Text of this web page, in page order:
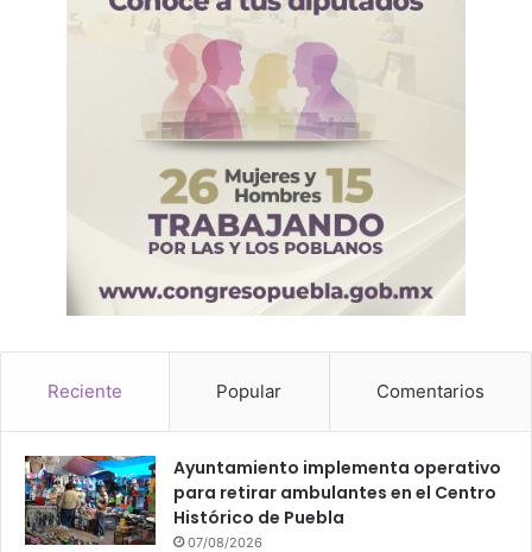
Reciente Popular Comentarios
Ayuntamiento implementa operativo
para retirar ambulantes en el Centro
Histórico de Puebla
07/08/2026